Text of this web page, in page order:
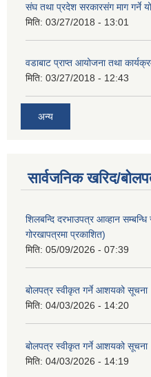
संघ तथा प्रदेश सरकारसंग माग गर्ने
मिति: 03/27/2018 - 13:01
वडाबाट प्राप्त आयोजना तथा
मिति: 03/27/2018 - 12:43
अन्य
सार्वजनिक खरिद/
शिलबन्दि दरभाउपत्र आव्हान
गोरखापत्रमा प्रकाशित)
मिति: 05/09/2026 - 07:39
बोलपत्र स्वीकृत गर्ने आशयको सूचना
मिति: 04/03/2026 - 14:20
बोलपत्र स्वीकृत गर्ने आशयको सूचना
मिति: 04/03/2026 - 14:19